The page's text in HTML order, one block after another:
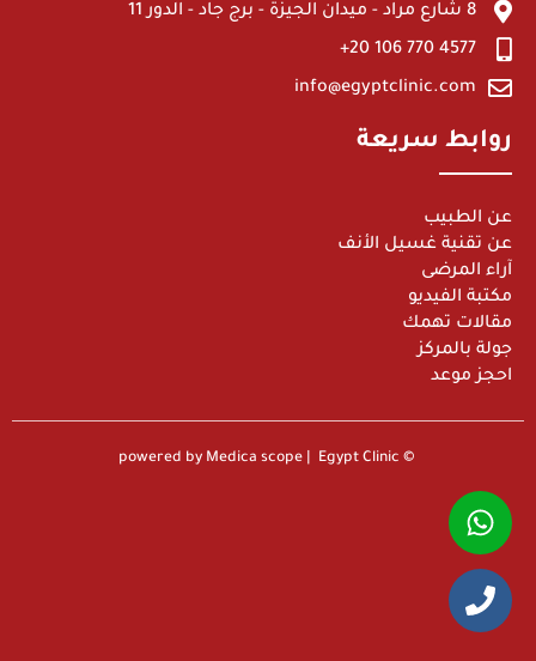
8 شارع مراد - ميدان الجيزة - برج جاد - الدور 11
4577 770 106 20+
info@egyptclinic.com
روابط سريعة
عن الطبيب
عن تقنية غسيل الأنف
آراء المرضى
مكتبة الفيديو
مقالات تهمك
جولة بالمركز
احجز موعد
© powered by Medica scope | Egypt Clinic